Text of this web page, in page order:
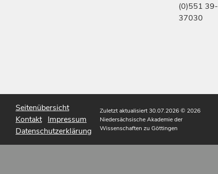
(0)551 39-
37030
Seitenübersicht
Kontakt Impressum
Datenschutzerklärung
Zuletzt aktualisiert 30.07.2026© 2026
Niedersächsische Akademie der
Wissenschaften zu Göttingen